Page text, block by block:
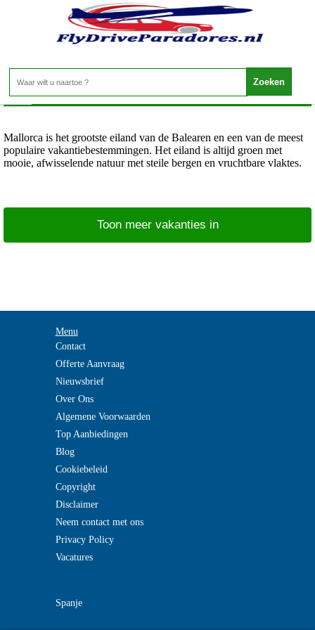
Spanje - Mallorca
Home>
Mallorca is het grootste eiland van de Balearen en een van de meest
populaire vakantiebestemmingen. Het eiland is altijd groen met
mooie, afwisselende natuur met steile bergen en vruchtbare vlaktes.
Toon meer vakanties in
Menu
Contact
Offerte Aanvraag
Nieuwsbrief
Over Ons
Algemene Voorwaarden
Top Aanbiedingen
Blog
Cookiebeleid
Copyright
Disclaimer
Neem contact met ons
Privacy Policy
Vacatures
Spanje